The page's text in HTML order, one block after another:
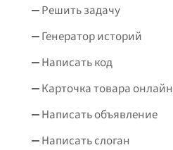
Решить задачу
Генератор историй
Написать код
Карточка товара онлайн
Написать объявление
Написать слоган